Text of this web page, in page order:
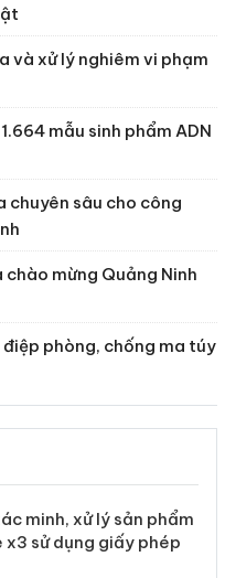
và xử lý nghiêm vi phạm
mẫu sinh phẩm ADN
chuyên sâu cho công
mừng Quảng Ninh
phòng, chống ma túy
minh, xử lý sản phẩm
x3 sử dụng giấy phép